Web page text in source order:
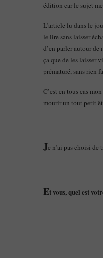
édition car le sujet
L’article lu dans le
le lire sans laisser
d’en parler autour
ça que de les laisser
prématuré, sans rien
C’est en tous cas
mourir un tout petit
Je n’ai pas choisi
Et vous, quel est